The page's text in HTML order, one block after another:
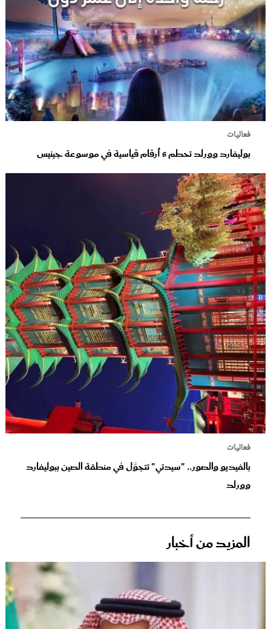
فعاليات
بوليفارد وورلد تحطم 6 أرقام قياسية في موسوعة جينيس
فعاليات
بالفيديو والصور.. "سيدتي" تتجوَّل في منطقة الصين ببوليفارد
وورلد
المزيد من أخبار